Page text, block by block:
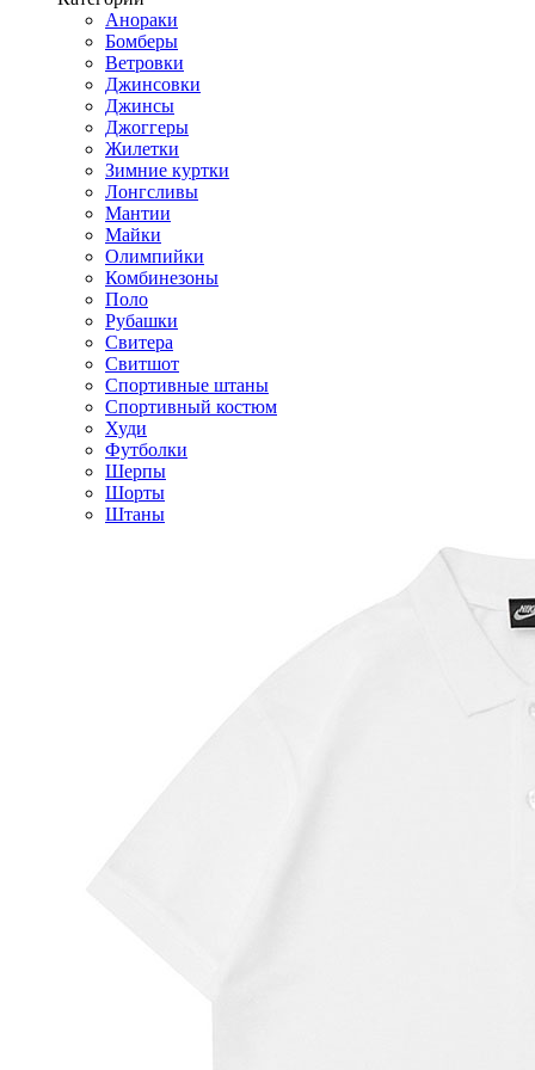
Анораки
Бомберы
Ветровки
Джинсовки
Джинсы
Джоггеры
Жилетки
Зимние куртки
Лонгсливы
Мантии
Майки
Олимпийки
Комбинезоны
Поло
Рубашки
Свитера
Свитшот
Спортивные штаны
Спортивный костюм
Худи
Футболки
Шерпы
Шорты
Штаны